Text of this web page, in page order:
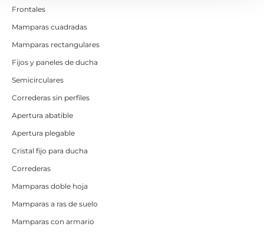
Frontales
Mamparas cuadradas
Mamparas rectangulares
Fijos y paneles de ducha
Semicirculares
Correderas sin perfiles
Apertura abatible
Apertura plegable
Cristal fijo para ducha
Correderas
Mamparas doble hoja
Mamparas a ras de suelo
Mamparas con armario